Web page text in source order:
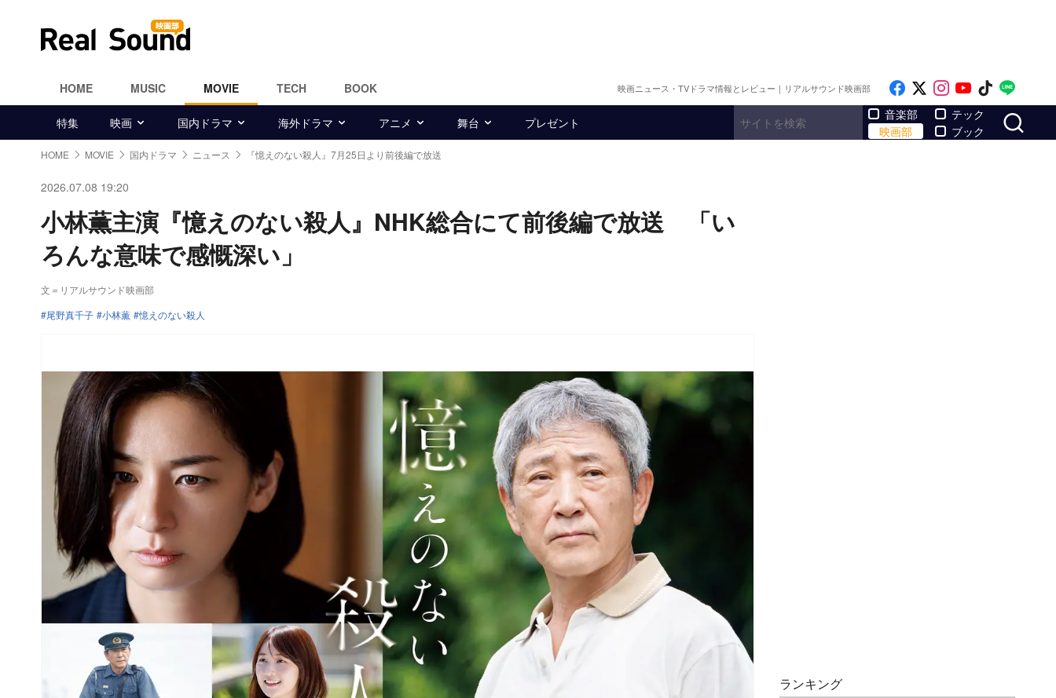
HOME MUSIC MOVIE TECH BOOK 映画ニュース・TVドラマ情報とレビュー｜リアルサウンド映画部 Like on Facebook
Follow on x
Follow on
Follow on
Follow
特集 映画 国内ドラマ 海外ドラマ アニメ 舞台 プレゼント
音楽部
映画部
テック
ブック
HOME MOVIE 国内ドラマ ニュース 『憶えのない殺人』7月25日より前後編で放送
2026.07.08 19:20
小林薫主演『憶えのない殺人』NHK総合にて前後編で放送 「い
ろんな意味で感慨深い」
文＝リアルサウンド映画部
尾野真千子
小林薫 憶えのない殺人
ランキング